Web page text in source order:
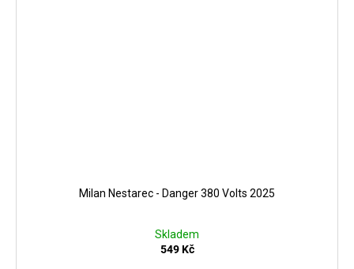
Milan Nestarec - Danger 380 Volts 2025
Skladem
549 Kč